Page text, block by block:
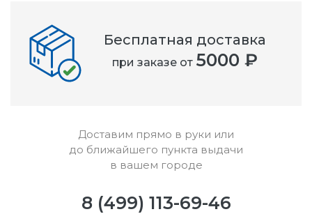
Бесплатная доставка
при заказе от 5000 ₽
Доставим прямо в руки или
до ближайшего пункта выдачи
в вашем городе
8 (499) 113-69-46